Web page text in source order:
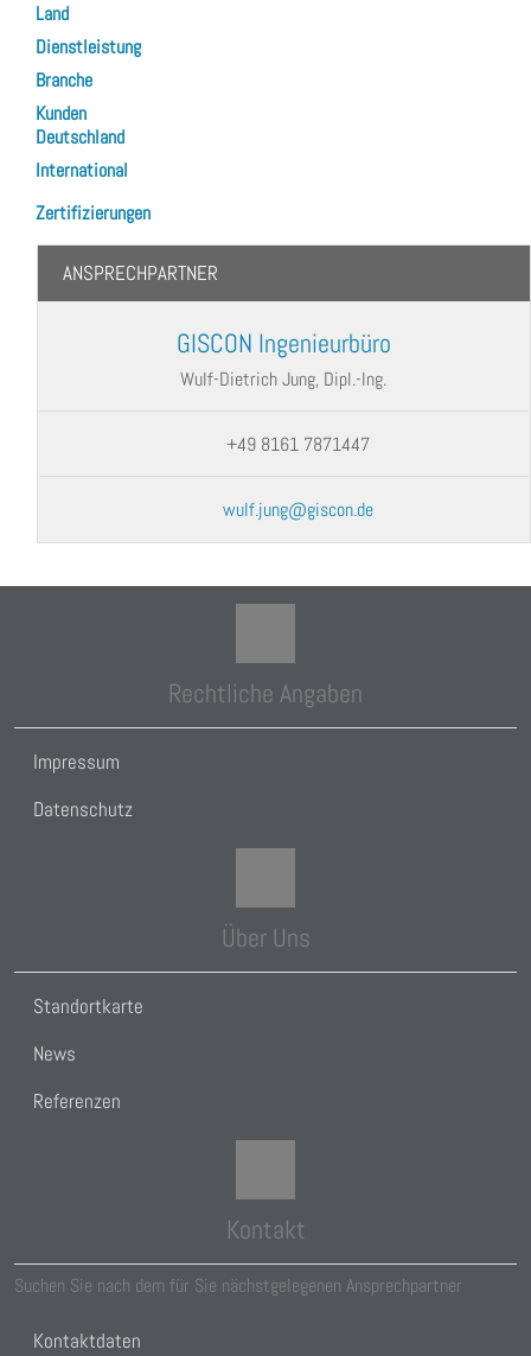
Land
Dienstleistung
Branche
Kunden
Deutschland
International
Zertifizierungen
ANSPRECHPARTNER
GISCON Ingenieurbüro
Wulf-Dietrich Jung, Dipl.-Ing.
+49 8161 7871447
wulf.jung@giscon.de
Rechtliche Angaben
Impressum
Datenschutz
Über Uns
Standortkarte
News
Referenzen
Kontakt
Suchen Sie nach dem für Sie nächstgelegenen Ansprechpartner
Kontaktdaten